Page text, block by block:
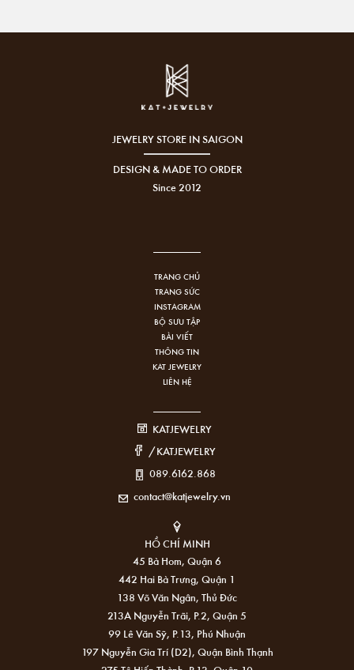
JEWELRY STORE IN SAIGON
DESIGN & MADE TO ORDER
Since 2012
TRANG CHỦ
TRANG SỨC
INSTAGRAM
BỘ SƯU TẬP
BÀI VIẾT
THÔNG TIN
KAT JEWELRY
LIÊN HỆ
KATJEWELRY
/KATJEWELRY
089.6162.868
contact@katjewelry.vn
HỒ CHÍ MINH
45 Bà Hom, Quận 6
442 Hai Bà Trưng, Quận 1
138 Võ Văn Ngân, Thủ Đức
213A Nguyễn Trãi, P.2, Quận 5
99 Lê Văn Sỹ, P.13, Phú Nhuận
197 Nguyễn Gia Trí (D2), Quận Bình Thạnh